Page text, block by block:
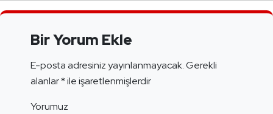
Bir Yorum Ekle
E-posta adresiniz yayınlanmayacak.Gerekli
alanlar*ile işaretlenmişlerdir
Yorumuz